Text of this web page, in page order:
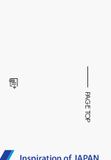
PAGE TOP